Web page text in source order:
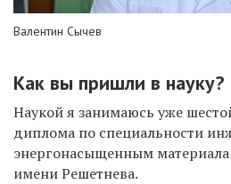
Валентин Сычев
Как вы пришли в науку?
Наукой я занимаюсь уже
диплома по специальности
энергонасыщенным
имени Решетнева.